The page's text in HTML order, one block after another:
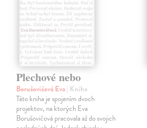
Plechové nebo
Borušovičová Eva| Kniha
Táto kniha je spojením dvoch
projektov, na ktorých Eva
Borušovičová pracovala až do svojich